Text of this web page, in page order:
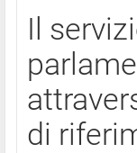
Il
di